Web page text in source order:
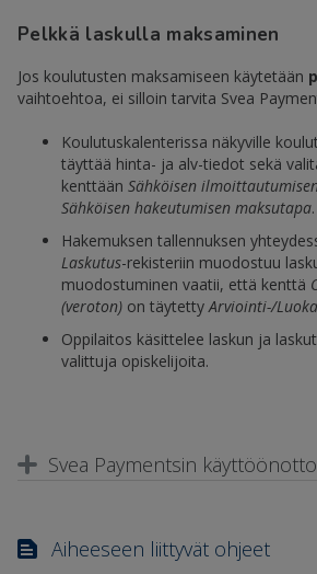
Pelkkä laskulla maksaminen
Jos koulutusten maksamiseen käytetään
vaihtoehtoa, ei silloin tarvita Svea
Koulutuskalenterissa näkyville
täyttää hinta- ja alv-tiedot sekä
kenttään Sähköisen
Sähköisen hakeutumisen maksutapa.
Hakemuksen tallennuksen
Laskutus-rekisteriin muodostuu
muodostuminen vaatii, että kenttä
(veroton) on täytetty Arviointi-/
Oppilaitos käsittelee laskun ja
valittuja opiskelijoita.
Svea Paymentsin käyttöönotto
Aiheeseen liittyvät ohjeet